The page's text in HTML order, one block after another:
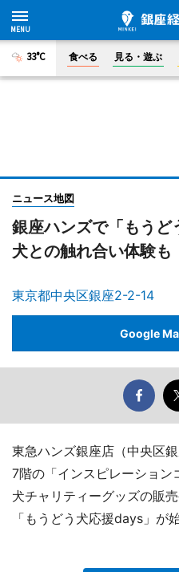
33°C 食べる 見る・遊ぶ
ニュース地図
銀座ハンズで「もう
犬との触れ合い体験も
東京都中央区銀座2-2-14
Google
東急ハンズ銀座店（中央区
7階の「インスピレーショ
犬チャリティーグッズの販
「もうどう犬応援days」が